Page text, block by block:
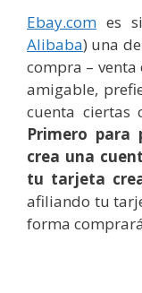
Ebay.com es
Alibaba) una
compra –
amigable,
cuenta ciertas
Primero para
crea una
tu tarjeta
afiliando tu
forma